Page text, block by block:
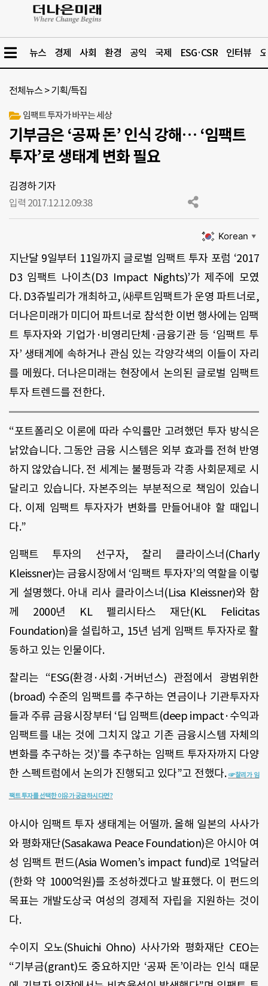
뉴스 경제 사회 환경 공익 국제 ESG·CSR 인터뷰
전체뉴스 >기획/특집
임팩트 투자가 바꾸는 세상
기부금은 ‘공짜 돈’ 인식 강해… ‘임팩트
투자’로 생태계 변화 필요
김경하 기자
입력 2017.12.12.09:38
Korean ▼
지난달 9일부터 11일까지 글로벌 임팩트 투자 포럼 ‘2017
D3 임팩트 나이츠(D3 Impact Nights)’가 제주에 모였
다. D3쥬빌리가 개최하고, ㈔루트임팩트가 운영 파트너로,
더나은미래가 미디어 파트너로 참석한 이번 행사에는 임팩
트 투자자와 기업가·비영리단체·금융기관 등 ‘임팩트 투
자’ 생태계에 속하거나 관심 있는 각양각색의 이들이 자리
를 메웠다. 더나은미래는 현장에서 논의된 글로벌 임팩트
투자 트렌드를 전한다.
“포트폴리오 이론에 따라 수익률만 고려했던 투자 방식은
낡았습니다. 그동안 금융 시스템은 외부 효과를 전혀 반영
하지 않았습니다. 전 세계는 불평등과 각종 사회문제로 시
달리고 있습니다. 자본주의는 부분적으로 책임이 있습니
다. 이제 임팩트 투자자가 변화를 만들어내야 할 때입니
다.”
임팩트 투자의 선구자, 찰리 클라이스너(Charly
Kleissner)는 금융시장에서 ‘임팩트 투자자’의 역할을 이렇
게 설명했다. 아내 리사 클라이스너(Lisa Kleissner)와 함
께 2000년 KL 펠리시타스 재단(KL Felicitas
Foundation)을 설립하고, 15년 넘게 임팩트 투자자로 활
동하고 있는 인물이다.
찰리는 “ESG(환경·사회·거버넌스) 관점에서 광범위한
(broad) 수준의 임팩트를 추구하는 연금이나 기관투자자
들과 주류 금융시장부터 ‘딥 임팩트(deep impact·수익과
임팩트를 내는 것에 그치지 않고 기존 금융시스템 자체의
변화를 추구하는 것)’를 추구하는 임팩트 투자자까지 다양
한 스펙트럼에서 논의가 진행되고 있다”고 전했다.☞찰리가 임
팩트 투자를 선택한 이유가 궁금하시다면?
아시아 임팩트 투자 생태계는 어떨까. 올해 일본의 사사가
와 평화재단(Sasakawa Peace Foundation)은 아시아 여
성 임팩트 펀드(Asia Women’s impact fund)로 1억달러
(한화 약 1000억원)를 조성하겠다고 발표했다. 이 펀드의
목표는 개발도상국 여성의 경제적 자립을 지원하는 것이
다.
수이지 오노(Shuichi Ohno) 사사가와 평화재단 CEO는
“기부금(grant)도 중요하지만 ‘공짜 돈’이라는 인식 때문